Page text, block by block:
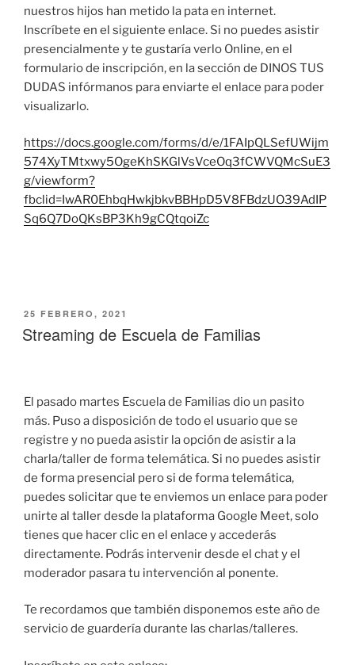
nuestros hijos han metido la pata en internet.
Inscríbete en el siguiente enlace. Si no puedes asistir
presencialmente y te gustaría verlo Online, en el
formulario de inscripción, en la sección de DINOS TUS
DUDAS infórmanos para enviarte el enlace para poder
visualizarlo.
https://docs.google.com/forms/d/e/1FAIpQLSefUWijm
574XyTMtxwy5OgeKhSKGlVsVceOq3fCWVQMcSuE3
g/viewform?
fbclid=IwAR0EhbqHwkjbkvBBHpD5V8FBdzUO39AdIP
Sq6Q7DoQKsBP3Kh9gCQtqoiZc
PUBLICADO
EL
25 FEBRERO, 2021
Streaming de Escuela de Familias
El pasado martes Escuela de Familias dio un pasito
más. Puso a disposición de todo el usuario que se
registre y no pueda asistir la opción de asistir a la
charla/taller de forma telemática. Si no puedes asistir
de forma presencial pero si de forma telemática,
puedes solicitar que te enviemos un enlace para poder
unirte al taller desde la plataforma Google Meet, solo
tienes que hacer clic en el enlace y accederás
directamente. Podrás intervenir desde el chat y el
moderador pasara tu intervención al ponente.
Te recordamos que también disponemos este año de
servicio de guardería durante las charlas/talleres.